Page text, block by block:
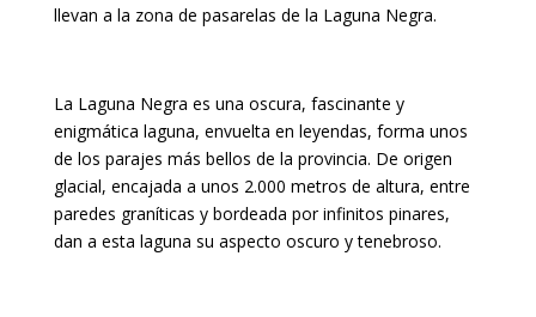
llevan a la zona de pasarelas de la Laguna Negra.
La Laguna Negra es una oscura, fascinante y
enigmática laguna, envuelta en leyendas, forma unos
de los parajes más bellos de la provincia. De origen
glacial, encajada a unos 2.000 metros de altura, entre
paredes graníticas y bordeada por infinitos pinares,
dan a esta laguna su aspecto oscuro y tenebroso.